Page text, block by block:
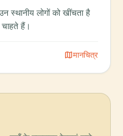
लोगों को खींचता है
हैं।
mapमानचित्र